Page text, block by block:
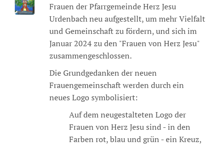
Frauen der Pfarrgemeinde Herz Jesu
Urdenbach neu aufgestellt, um mehr Vielfalt
und Gemeinschaft zu fördern, und sich im
Januar 2024 zu den "Frauen von Herz Jesu"
zusammengeschlossen.
Die Grundgedanken der neuen
Frauengemeinschaft werden durch ein
neues Logo symbolisiert:
Auf dem neugestalteten Logo der
Frauen von Herz Jesu sind - in den
Farben rot, blau und grün - ein Kreuz,